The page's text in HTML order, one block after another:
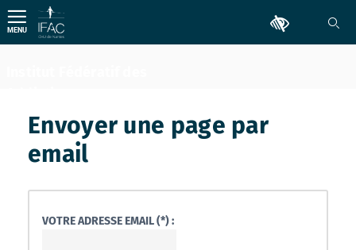
Aller
au
contenu
Comportementales
Outils
MENU
Envoyer une page par
email
VOTRE ADRESSE EMAIL (*) :